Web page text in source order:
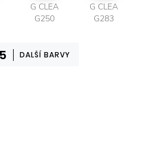
G CLEA
G250
G CLEA
G283
DALŠÍ BARVY